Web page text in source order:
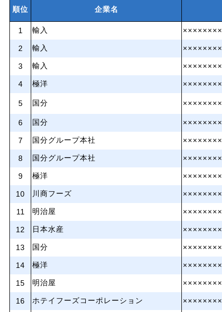
順位 企業名
1 輸入
2 輸入
3 輸入
4 極洋
5 国分
6 国分
7 国分グループ本社
8 国分グループ本社
9 極洋
10 川商フーズ
11 明治屋
12 日本水産
13 国分
14 極洋
15 明治屋
16 ホテイフーズコーポレーション